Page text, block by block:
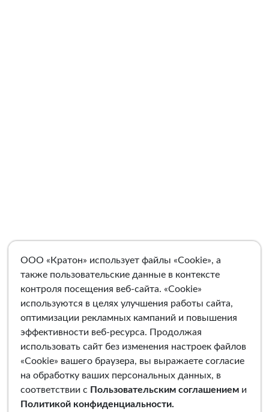
ООО «Кратон» использует файлы «Cookie», а
также пользовательские данные в контексте
контроля посещения веб-сайта. «Cookie»
используются в целях улучшения работы сайта,
оптимизации рекламных кампаний и повышения
эффективности веб-ресурса. Продолжая
использовать сайт без изменения настроек файлов
«Cookie» вашего браузера, вы выражаете согласие
на обработку ваших персональных данных, в
соответствии с Пользовательским соглашением и
Политикой конфиденциальности.